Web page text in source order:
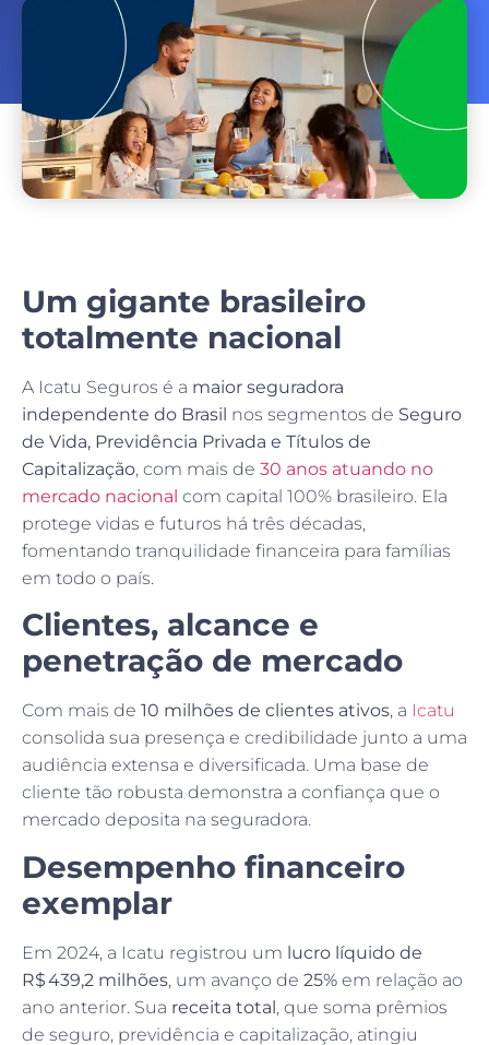
Um gigante brasileiro
totalmente nacional
A Icatu Seguros é a maior seguradora
independente do Brasil nos segmentos de Seguro
de Vida, Previdência Privada e Títulos de
Capitalização, com mais de 30 anos atuando no
mercado nacional com capital 100% brasileiro. Ela
protege vidas e futuros há três décadas,
fomentando tranquilidade financeira para famílias
em todo o país.
Clientes, alcance e
penetração de mercado
Com mais de 10 milhões de clientes ativos, a Icatu
consolida sua presença e credibilidade junto a uma
audiência extensa e diversificada. Uma base de
cliente tão robusta demonstra a confiança que o
mercado deposita na seguradora.
Desempenho financeiro
exemplar
Em 2024, a Icatu registrou um lucro líquido de
R$ 439,2 milhões, um avanço de 25% em relação ao
ano anterior. Sua receita total, que soma prêmios
de seguro, previdência e capitalização, atingiu